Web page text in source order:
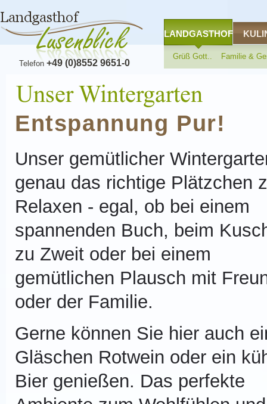
Entspannung Pur!
Unser gemütlicher
genau das richtige Plätzchen
Relaxen - egal, ob bei einem
spannenden Buch, beim
zu Zweit oder bei einem
gemütlichen Plausch mit
oder der Familie.
Gerne können Sie hier auch
Gläschen Rotwein oder ein
Bier genießen. Das perfekte
Telefon +49 (0)8552 9651-0
LANDGASTHOF
Grüß Gott.. Familie &